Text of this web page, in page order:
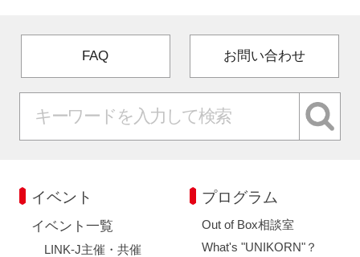
FAQ お問い合わせ
イベント
イベント一覧
LINK-J主催・共催
プログラム
Out of Box相談室
What's "UNIKORN"？